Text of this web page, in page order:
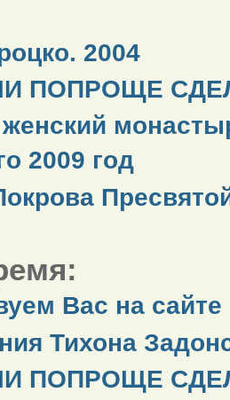
2004
ПОПРОЩЕ
2009 год
Вас на
Тихона
ПОПРОЩЕ